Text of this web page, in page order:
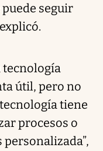
puede seguir
tecnología
útil, pero no
tiene
procesos o